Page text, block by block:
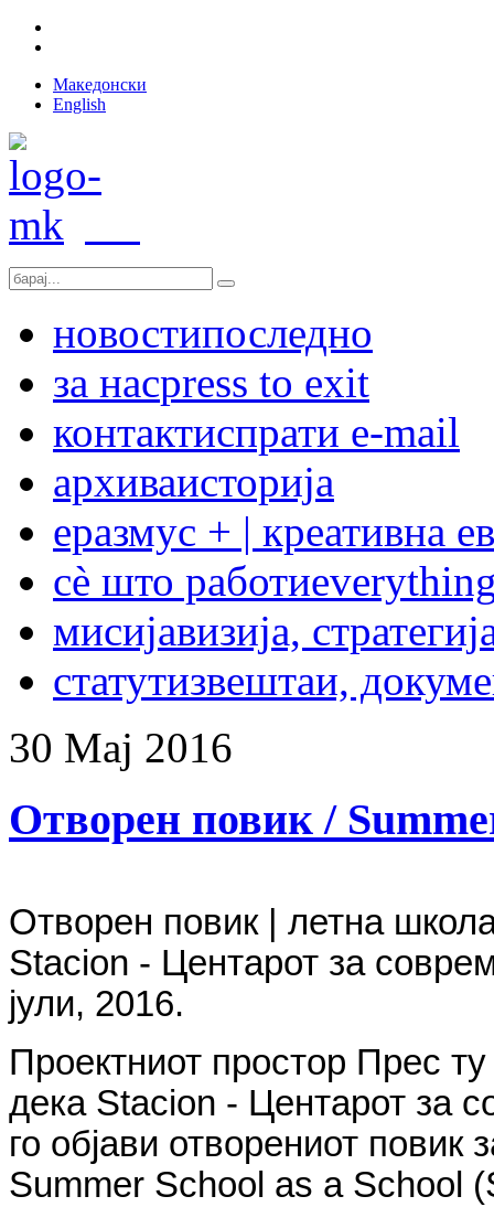
Македонски
English
новостипоследно
за насpress to exit
контактиспрати e-mail
архиваисторија
еразмус + | креативна
сѐ што работи
мисијавизија,
статутизвештаи,
30 Мај 2016
Отворен повик /
Отворен повик | летна
Stacion - Центарот за
јули, 2016.
Проектниот простор Прес
дека Stacion - Центарот за
го објави отворениот повик
Summer School as a School